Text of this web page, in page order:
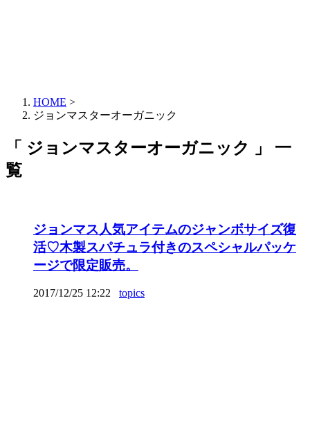
HOME >
ジョンマスターオーガニック
「 ジョンマスターオーガニック 」 一
覧
ジョンマス人気アイテムのジャンボサイズ復
活♡木製スパチュラ付きのスペシャルパッケ
ージで限定販売。
2017/12/25 12:22 topics